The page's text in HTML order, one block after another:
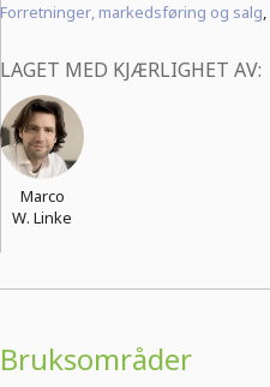
Forretninger, markedsføring og salg,
LAGET MED KJÆRLIGHET AV:
Marco
W. Linke
Bruksområder